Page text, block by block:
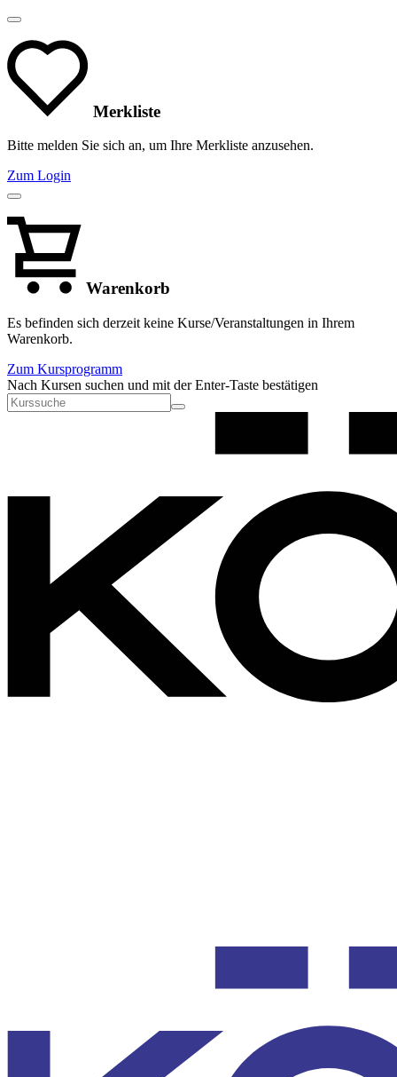
Merkliste
Bitte melden Sie sich an, um Ihre Merkliste anzusehen.
Zum Login
Warenkorb
Es befinden sich derzeit keine Kurse/Veranstaltungen in Ihrem
Warenkorb.
Zum Kursprogramm
Nach Kursen suchen und mit der Enter-Taste bestätigen